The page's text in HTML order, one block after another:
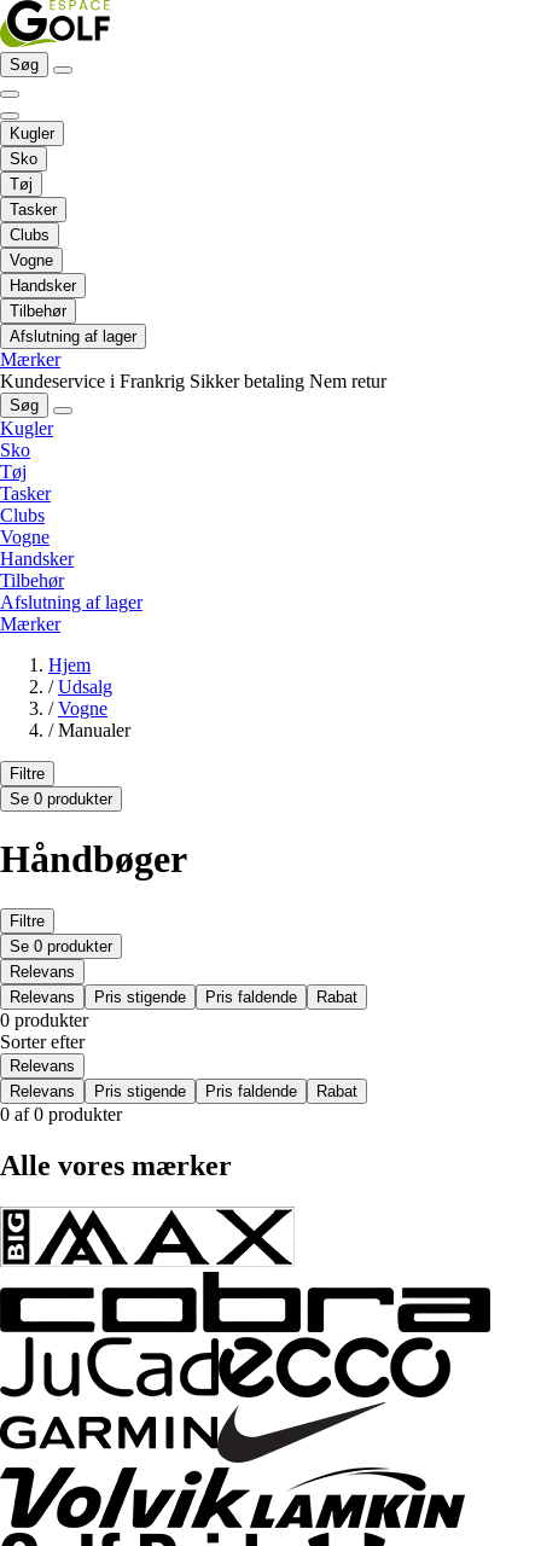
Søg
Kugler
Sko
Tøj
Tasker
Clubs
Vogne
Handsker
Tilbehør
Afslutning af lager
Mærker
Kundeservice i Frankrig Sikker betaling Nem retur
Søg
Kugler
Sko
Tøj
Tasker
Clubs
Vogne
Handsker
Tilbehør
Afslutning af lager
Mærker
Hjem
/ Udsalg
/ Vogne
/ Manualer
Filtre
Se 0 produkter
Håndbøger
Filtre
Se 0 produkter
Relevans
Relevans
Pris stigende Pris faldende Rabat
0 produkter
Sorter efter
Relevans
Relevans
Pris stigende Pris faldende Rabat
0 af 0 produkter
Alle vores mærker